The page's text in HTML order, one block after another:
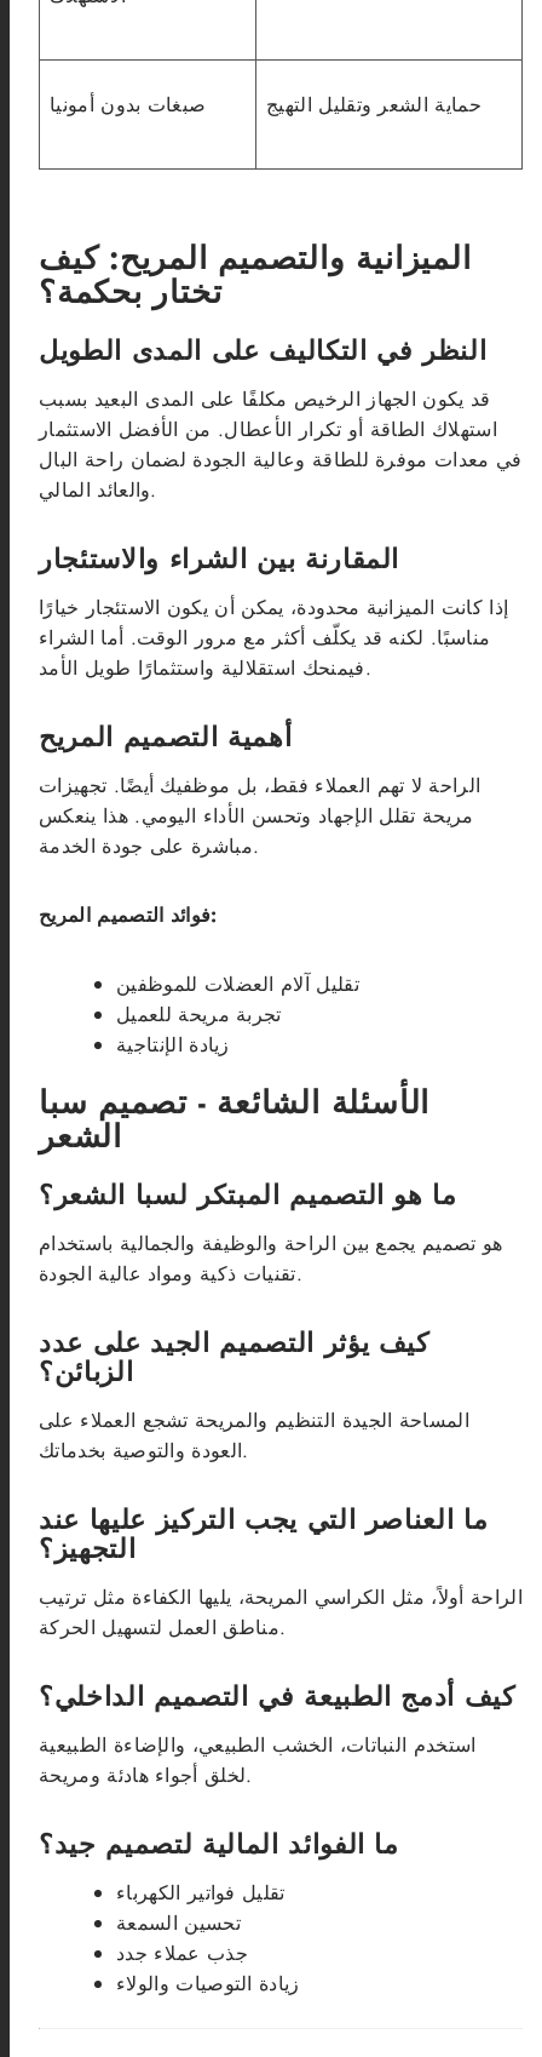
صبغات بدون أمونيا حماية الشعر وتقليل التهيج
الميزانية والتصميم المريح: كيف
تختار بحكمة؟
النظر في التكاليف على المدى الطويل
قد يكون الجهاز الرخيص مكلفًا على المدى البعيد بسبب
استهلاك الطاقة أو تكرار الأعطال. من الأفضل الاستثمار
في معدات موفرة للطاقة وعالية الجودة لضمان راحة البال
والعائد المالي.
المقارنة بين الشراء والاستئجار
إذا كانت الميزانية محدودة، يمكن أن يكون الاستئجار خيارًا
مناسبًا. لكنه قد يكلّف أكثر مع مرور الوقت. أما الشراء
فيمنحك استقلالية واستثمارًا طويل الأمد.
أهمية التصميم المريح
الراحة لا تهم العملاء فقط، بل موظفيك أيضًا. تجهيزات
مريحة تقلل الإجهاد وتحسن الأداء اليومي. هذا ينعكس
مباشرة على جودة الخدمة.
فوائد التصميم المريح:
تقليل آلام العضلات للموظفين
تجربة مريحة للعميل
زيادة الإنتاجية
الأسئلة الشائعة - تصميم سبا
الشعر
ما هو التصميم المبتكر لسبا الشعر؟
هو تصميم يجمع بين الراحة والوظيفة والجمالية باستخدام
تقنيات ذكية ومواد عالية الجودة.
كيف يؤثر التصميم الجيد على عدد
الزبائن؟
المساحة الجيدة التنظيم والمريحة تشجع العملاء على
العودة والتوصية بخدماتك.
ما العناصر التي يجب التركيز عليها عند
التجهيز؟
الراحة أولاً، مثل الكراسي المريحة، يليها الكفاءة مثل ترتيب
مناطق العمل لتسهيل الحركة.
كيف أدمج الطبيعة في التصميم الداخلي؟
استخدم النباتات، الخشب الطبيعي، والإضاءة الطبيعية
لخلق أجواء هادئة ومريحة.
ما الفوائد المالية لتصميم جيد؟
تقليل فواتير الكهرباء
تحسين السمعة
جذب عملاء جدد
زيادة التوصيات والولاء